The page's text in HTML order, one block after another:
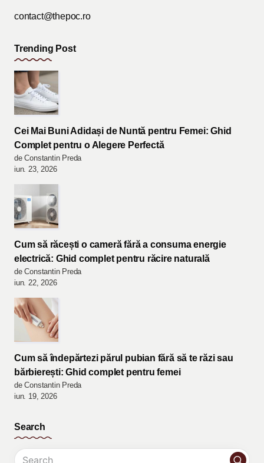
contact@thepoc.ro
Trending Post
Cei Mai Buni Adidași de Nuntă pentru Femei: Ghid
Complet pentru o Alegere Perfectă
de Constantin Preda
iun. 23, 2026
Cum să răcești o cameră fără a consuma energie
electrică: Ghid complet pentru răcire naturală
de Constantin Preda
iun. 22, 2026
Cum să îndepărtezi părul pubian fără să te răzi sau
bărbierești: Ghid complet pentru femei
de Constantin Preda
iun. 19, 2026
Search